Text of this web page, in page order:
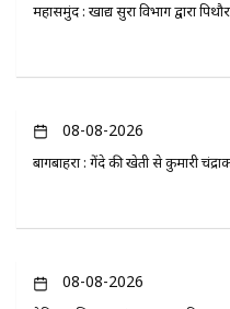
महासमुंद : खाद्य सुरक्षा विभाग द्वारा
08-08-2026
बागबाहरा : गेंदे की खेती से कुमारी
08-08-2026